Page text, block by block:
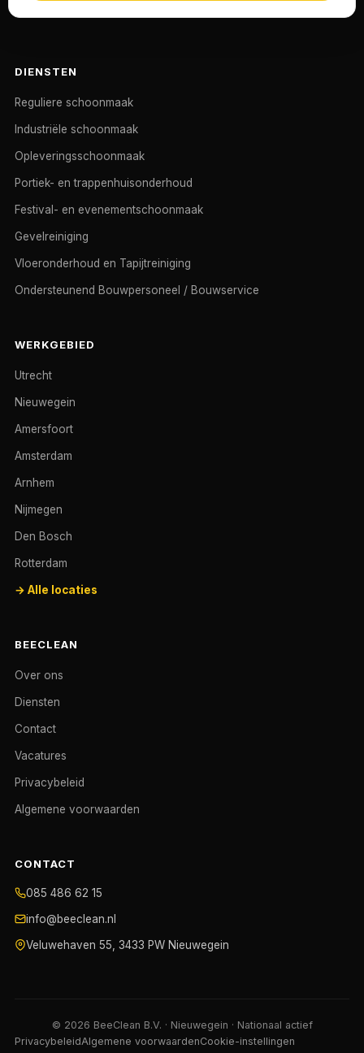
DIENSTEN
Reguliere schoonmaak
Industriële schoonmaak
Opleveringsschoonmaak
Portiek- en trappenhuisonderhoud
Festival- en evenementschoonmaak
Gevelreiniging
Vloeronderhoud en Tapijtreiniging
Ondersteunend Bouwpersoneel / Bouwservice
WERKGEBIED
Utrecht
Nieuwegein
Amersfoort
Amsterdam
Arnhem
Nijmegen
Den Bosch
Rotterdam
→ Alle locaties
BEECLEAN
Over ons
Diensten
Contact
Vacatures
Privacybeleid
Algemene voorwaarden
CONTACT
085 486 62 15
info@beeclean.nl
Veluwehaven 55, 3433 PW Nieuwegein
© 2026 BeeClean B.V. · Nieuwegein · Nationaal actief
PrivacybeleidAlgemene voorwaardenCookie-instellingen